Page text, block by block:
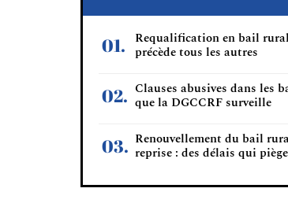
Requalification en bail
précède tous les autres
Clauses abusives dans les
que la DGCCRF surveille
Renouvellement du bail
reprise : des délais qui